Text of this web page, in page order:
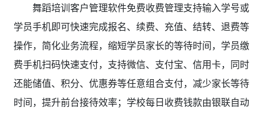
舞蹈培训客户管理软件免费收费管理支持输入学号或
学员手机即可快速完成报名、续费、充值、结转、退费等
操作，简化业务流程，缩短学员家长的等待时间，学员缴
费手机扫码快速支付，支持微信、支付宝、信用卡，同时
还能储值、积分、优惠券等任意组合支付，减少家长等待
时间，提升前台接待效率；学校每日收费钱款由银联自动